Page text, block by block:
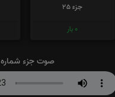
جزء 25
0 بار
صوت جزء شماره 1